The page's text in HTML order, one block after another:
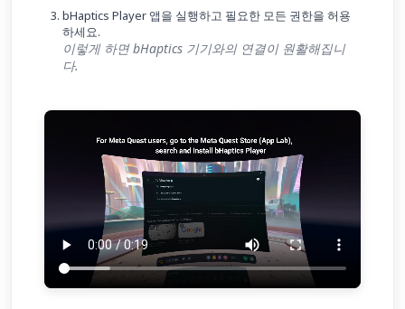
bHaptics Player 앱을 실행하고 필요한 모든 권한을 허용
하세요.
이렇게 하면 bHaptics 기기와의 연결이 원활해집니
다.